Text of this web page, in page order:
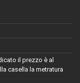
il prezzo è al
casella la metratura